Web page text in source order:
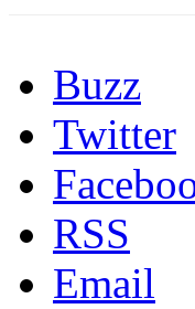
Buzz
Twitter
RSS
Email